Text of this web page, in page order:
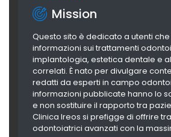
Mission
Questo sito è dedicato a utenti
informazioni sui trattamenti
implantologia, estetica dentale e
correlati. È nato per divulgare
redatti da esperti in campo
informazioni pubblicate hanno lo
e non sostituire il rapporto tra
Clinica Ireos si prefigge di offrire
odontoiatrici avanzati con la